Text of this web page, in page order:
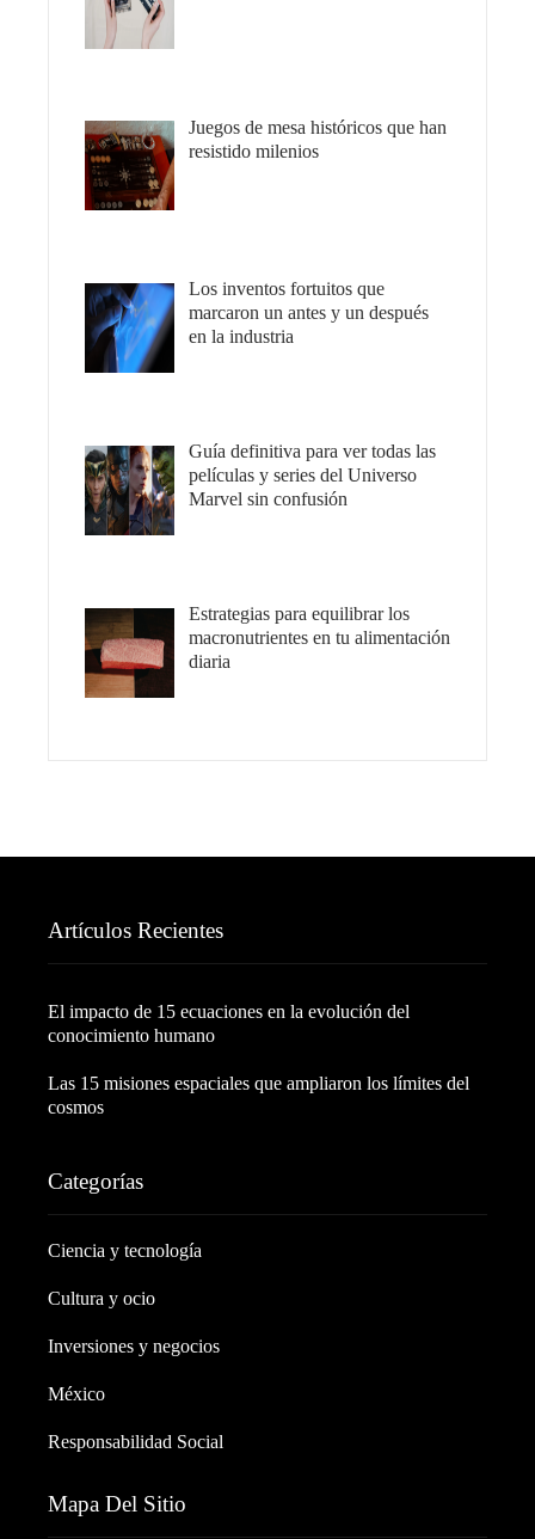
Juegos de mesa históricos que han
resistido milenios
Los inventos fortuitos que
marcaron un antes y un después
en la industria
Guía definitiva para ver todas las
películas y series del Universo
Marvel sin confusión
Estrategias para equilibrar los
macronutrientes en tu alimentación
diaria
Artículos Recientes
El impacto de 15 ecuaciones en la evolución del
conocimiento humano
Las 15 misiones espaciales que ampliaron los límites del
cosmos
Categorías
Ciencia y tecnología
Cultura y ocio
Inversiones y negocios
México
Responsabilidad Social
Mapa Del Sitio